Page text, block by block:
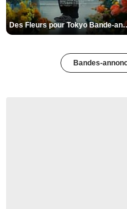
Des Fleurs pour
Bandes-